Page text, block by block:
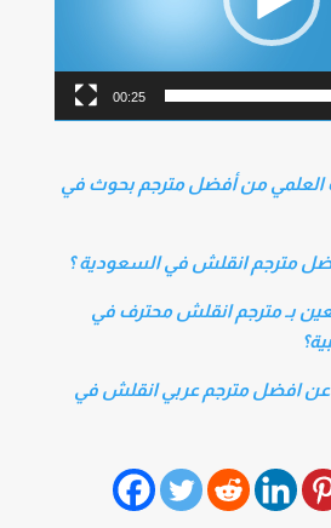
00:25
العلمي من أفضل مترجم بحوث في
مترجم انقلش في السعودية ؟
بـ مترجم انقلش محترف في
افضل مترجم عربي انقلش في